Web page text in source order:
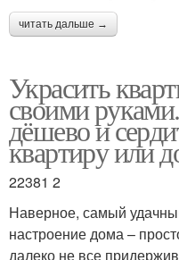
читать дальше →
Украсить
своими
дёшево и
квартиру или
22381 2
Наверное, самый
настроение дома –
далеко не все